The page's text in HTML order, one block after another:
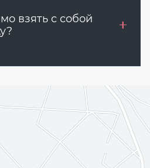
взять с собой